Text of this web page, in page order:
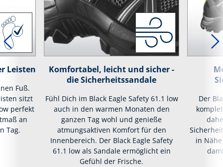
Leisten
Fuß.
sitzt
perfekt
an
Tag.
Komfortabel, leicht und sicher -
die Sicherheitssandale
Fühl Dich im Black Eagle Safety 61.1 low
auch in den warmen Monaten den
ganzen Tag wohl und genieße
atmungsaktiven Komfort für den
Innenbereich. Der Black Eagle Safety
61.1 low als Sandale ermöglicht ein
Gefühl der Frische.
Der
in